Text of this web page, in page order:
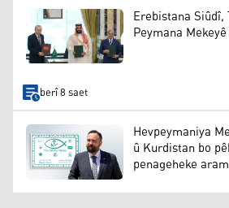
Erebistana
Peymana
berî 8 saet
Hevpeymaniya
û Kurdistan bo
penageheke